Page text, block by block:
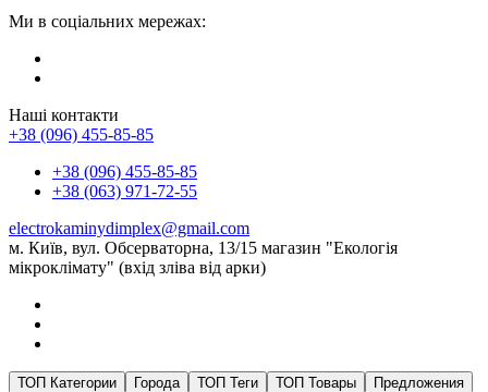
Ми в соціальних мережах:
Наші контакти
+38 (096) 455-85-85
+38 (096) 455-85-85
+38 (063) 971-72-55
electrokaminydimplex@gmail.com
м. Київ, вул. Обсерваторна, 13/15 магазин "Екологія
мікроклімату" (вхід зліва від арки)
ТОП Категории Города ТОП Теги ТОП Товары Предложения